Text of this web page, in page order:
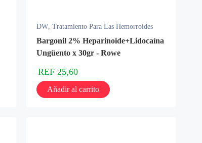
DW, Tratamiento Para Las Hemorroides
Bargonil 2% Heparinoide+Lidocaína
Ungüento x 30gr - Rowe
REF 25,60
Añadir al carrito